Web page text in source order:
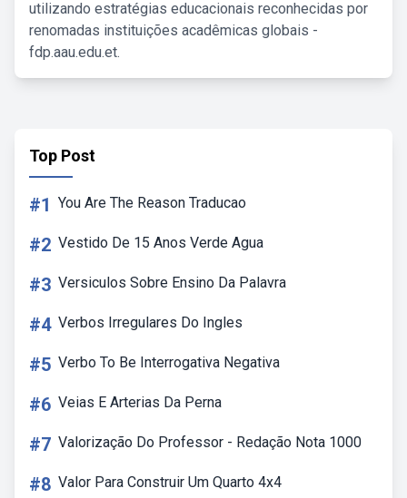
utilizando estratégias educacionais reconhecidas por
renomadas instituições acadêmicas globais -
fdp.aau.edu.et.
Top Post
#1 You Are The Reason Traducao
#2 Vestido De 15 Anos Verde Agua
#3 Versiculos Sobre Ensino Da Palavra
#4 Verbos Irregulares Do Ingles
#5 Verbo To Be Interrogativa Negativa
#6 Veias E Arterias Da Perna
#7 Valorização Do Professor - Redação Nota 1000
#8 Valor Para Construir Um Quarto 4x4